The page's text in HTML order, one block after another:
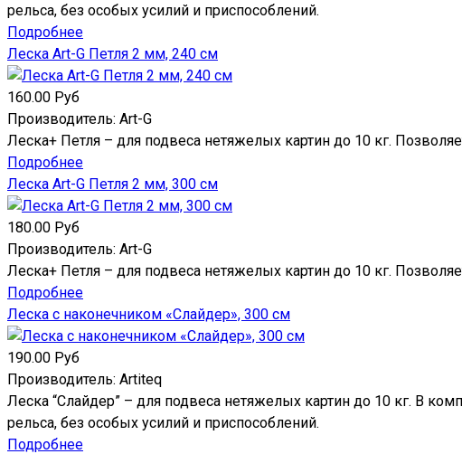
рельса, без особых усилий и приспособлений.
Подробнее
Леска Art-G Петля 2 мм, 240 см
160.00 Руб
Производитель: Art-G
Леска+ Петля – для подвеса нетяжелых картин до 10 кг.
Подробнее
Леска Art-G Петля 2 мм, 300 см
180.00 Руб
Производитель: Art-G
Леска+ Петля – для подвеса нетяжелых картин до 10 кг.
Подробнее
Леска с наконечником «Слайдер», 300 см
190.00 Руб
Производитель: Artiteq
Леска “Слайдер” – для подвеса нетяжелых картин до 10 кг. В
рельса, без особых усилий и приспособлений.
Подробнее